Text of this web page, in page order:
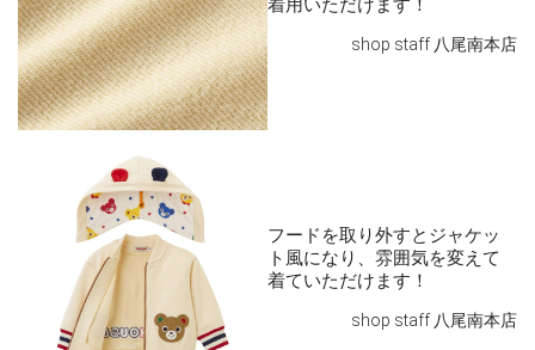
在庫 あり
アイボリー
80cm
¥38,500
在庫 あり
90cm
¥38,500
カートに追加
着用いただけます！
shop staff 八尾南本店
フードを取り外すとジャケッ
ト風になり、雰囲気を変えて
着ていただけます！
shop staff 八尾南本店